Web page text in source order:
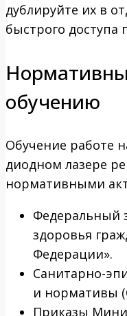
дублируйте их в
быстрого доступа
обучению
Обучение работе
диодном лазере
нормативными
Федеральный
здоровья
Федерации».
Санитарно-
и нормативы
Приказы